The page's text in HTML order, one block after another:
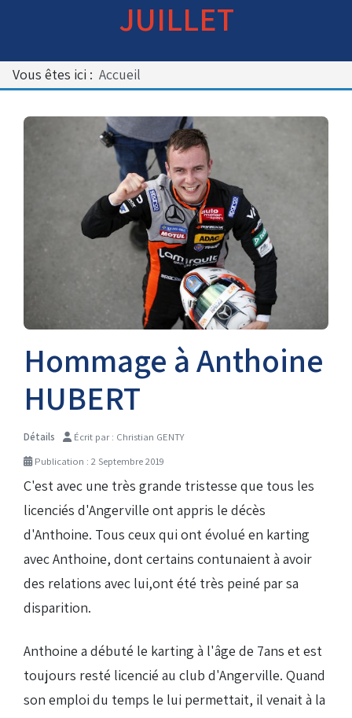
JUILLET
Vous êtes ici : Accueil
Hommage à Anthoine
HUBERT
Détails Écrit par : Christian GENTY
Publication : 2 Septembre 2019
C'est avec une très grande tristesse que tous les
licenciés d'Angerville ont appris le décès
d'Anthoine. Tous ceux qui ont évolué en karting
avec Anthoine, dont certains contunaient à avoir
des relations avec lui,ont été très peiné par sa
disparition.
Anthoine a débuté le karting à l'âge de 7ans et est
toujours resté licencié au club d'Angerville. Quand
son emploi du temps le lui permettait, il venait à la
Les 50 ans du club
Vue aérienne
Chronos et Rapports
Homologation circuit